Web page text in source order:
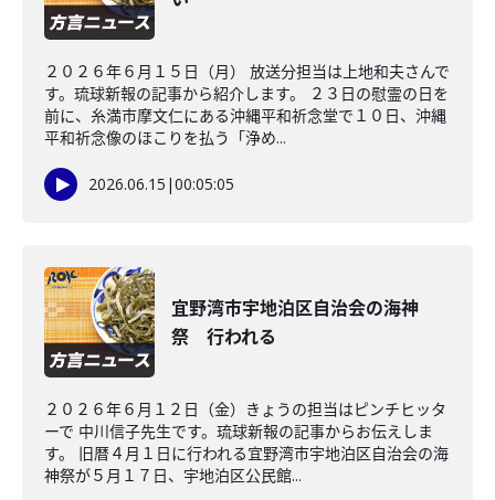
２０２６年６月１５日（月） 放送分担当は上地和夫さんで
す。琉球新報の記事から紹介します。 ２３日の慰霊の日を
前に、糸満市摩文仁にある沖縄平和祈念堂で１０日、沖縄
平和祈念像のほこりを払う「浄め...
2026.06.15 |00:05:05
宜野湾市宇地泊区自治会の海神
祭 行われる
２０２６年６月１２日（金）きょうの担当はピンチヒッタ
ーで 中川信子先生です。琉球新報の記事からお伝えしま
す。 旧暦４月１日に行われる宜野湾市宇地泊区自治会の海
神祭が５月１７日、宇地泊区公民館...